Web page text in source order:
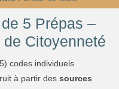
5 Prépas –
de Citoyenneté
codes individuels
à partir des sources